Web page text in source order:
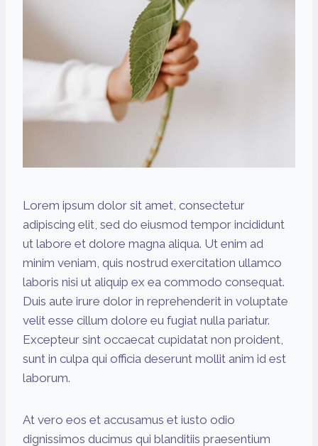
Lorem ipsum dolor sit amet, consectetur
adipiscing elit, sed do eiusmod tempor incididunt
ut labore et dolore magna aliqua. Ut enim ad
minim veniam, quis nostrud exercitation ullamco
laboris nisi ut aliquip ex ea commodo consequat.
Duis aute irure dolor in reprehenderit in voluptate
velit esse cillum dolore eu fugiat nulla pariatur.
Excepteur sint occaecat cupidatat non proident,
sunt in culpa qui officia deserunt mollit anim id est
laborum.
At vero eos et accusamus et iusto odio
dignissimos ducimus qui blanditiis praesentium